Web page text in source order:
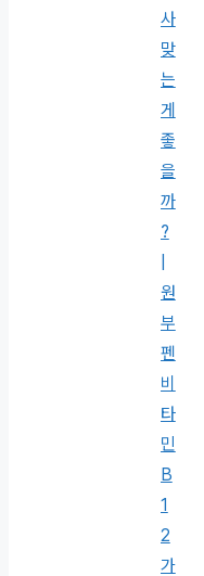
사
맞
는
게
좋
을
까
?
원
부
펜
비
타
민
B
1
2
가